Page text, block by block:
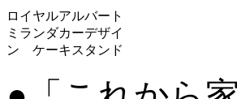
ロイヤルアルバート
ミランダカーデザイ
ン ケーキスタンド